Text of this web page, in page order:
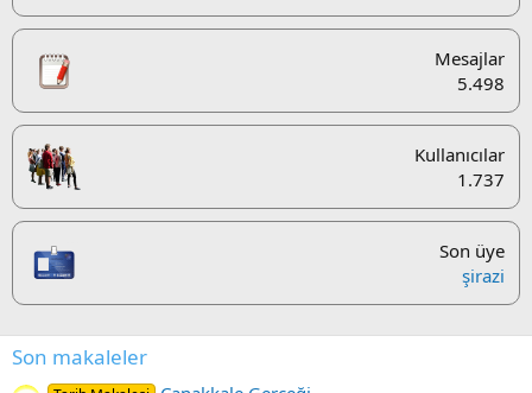
Mesajlar
5.498
Kullanıcılar
1.737
Son üye
şirazi
Son makaleler